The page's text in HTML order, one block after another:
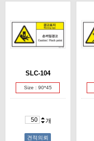
SLC-104
Size : 90*45
개
견적의뢰